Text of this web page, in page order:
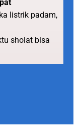
listrik padam,
sholat bisa